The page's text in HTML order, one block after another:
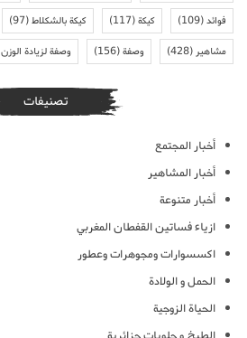
فوائد(109) كيكة(117) كيكة بالشكلاط(97)
مشاهير(428) وصفة(156) وصفة لزيادة الوزن
تصنيفات
أخبار المجتمع
أخبار المشاهير
أخبار متنوعة
ازياء فساتين القفطان المغربي
اكسسوارات ومجوهرات وعطور
الحمل و الولادة
الحياة الزوجية